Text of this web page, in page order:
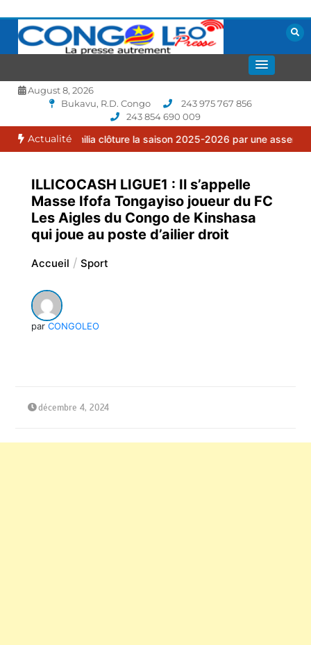
contenu
CONGOLEO
August 8, 2026
Bukavu, R.D. Congo
243 975 767 856
243 854 690 009
Actualité
Familia clôture la saison 2025-2026 par une assemblée
ILLICOCASH LIGUE1 : Il s’appelle
Masse Ifofa Tongayiso joueur du FC
Les Aigles du Congo de Kinshasa
qui joue au poste d’ailier droit
Accueil Sport
par CONGOLEO
décembre 4, 2024